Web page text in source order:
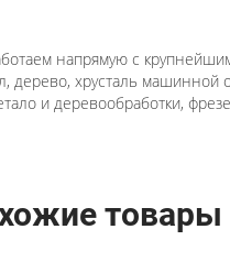
напрямую с
дерево, хрусталь машинной
и деревообработки,
товары